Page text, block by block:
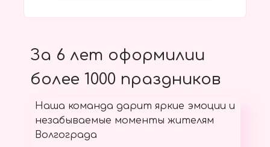
За 6 лет оформилии
более 1000 праздников
Наша команда дарит яркие эмоции и
незабываемые моменты жителям
Волгограда